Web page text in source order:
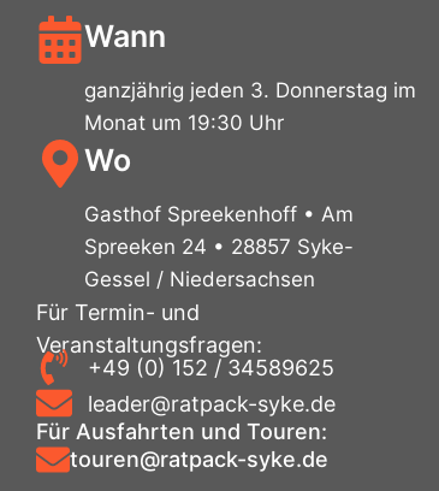
Wann
ganzjährig jeden 3. Donnerstag im
Monat um 19:30 Uhr
Wo
Gasthof Spreekenhoff • Am
Spreeken 24 • 28857 Syke-
Gessel / Niedersachsen
Für Termin- und
Veranstaltungsfragen:
+49 (0) 152 / 34589625
leader@ratpack-syke.de
Für Ausfahrten und Touren:
touren@ratpack-syke.de